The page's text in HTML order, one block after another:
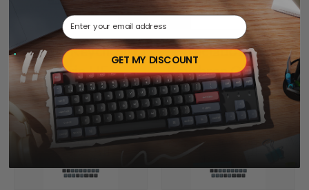
Teclado Keychron Q
Serie HE
Teclado Serie
Keychron Q HE ISO
Email
GET MY DISCOUNT